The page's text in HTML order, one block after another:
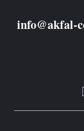
info@akfal-